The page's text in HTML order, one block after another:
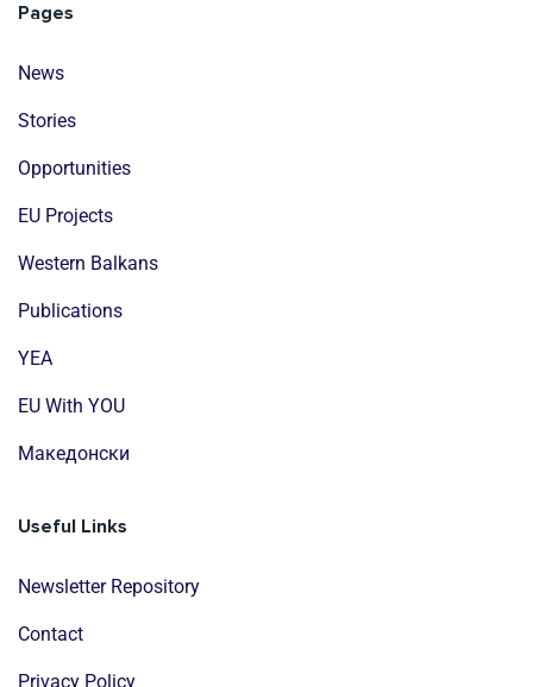
Pages
News
Stories
Opportunities
EU Projects
Western Balkans
Publications
YEA
EU With YOU
Mакедонски
Useful Links
Newsletter Repository
Contact
Privacy Policy